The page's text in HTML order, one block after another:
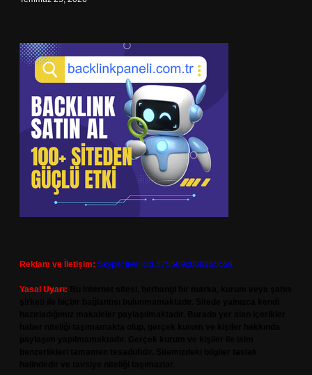
Reklam ve İletişim: Skype: live:.cid.575569c608265c69
Yasal Uyarı: